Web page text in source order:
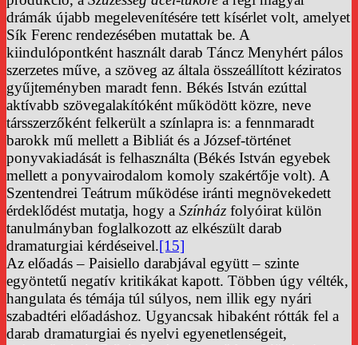
drámák újabb megelevenítésére tett kísérlet volt, amelyet
Sík Ferenc rendezésében mutattak be. A
kiindulópontként használt darab Táncz Menyhért pálos
szerzetes műve, a szöveg az általa összeállított kéziratos
gyűjteményben maradt fenn. Békés István ezúttal
aktívabb szövegalakítóként működött közre, neve
társszerzőként felkerült a színlapra is: a fennmaradt
barokk mű mellett a Bibliát és a József-történet
ponyvakiadását is felhasználta (Békés István egyebek
mellett a ponyvairodalom komoly szakértője volt). A
Szentendrei Teátrum működése iránti megnövekedett
érdeklődést mutatja, hogy a Színház folyóirat külön
tanulmányban foglalkozott az elkészült darab
dramaturgiai kérdéseivel.[15]
Az előadás – Paisiello darabjával együtt – szinte
egyöntetű negatív kritikákat kapott. Többen úgy vélték,
hangulata és témája túl súlyos, nem illik egy nyári
szabadtéri előadáshoz. Ugyancsak hibaként rótták fel a
darab dramaturgiai és nyelvi egyenetlenségeit,